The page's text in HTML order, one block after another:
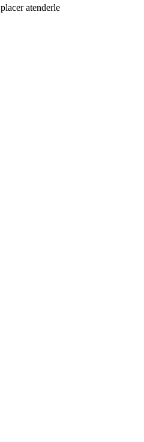
atenderle